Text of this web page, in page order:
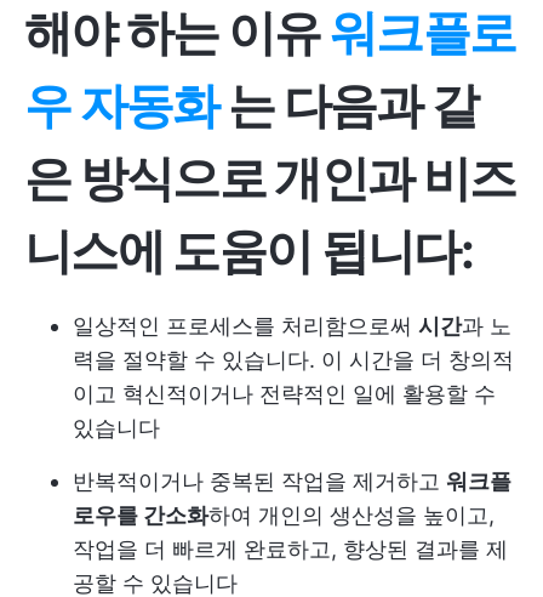
해야 하는 이유워크플로
우 자동화는 다음과 같
은 방식으로 개인과 비즈
니스에 도움이 됩니다:
일상적인 프로세스를 처리함으로써 시간과 노
력을 절약할 수 있습니다. 이 시간을 더 창의적
이고 혁신적이거나 전략적인 일에 활용할 수
있습니다
반복적이거나 중복된 작업을 제거하고 워크플
로우를 간소화하여 개인의 생산성을 높이고,
작업을 더 빠르게 완료하고, 향상된 결과를 제
공할 수 있습니다